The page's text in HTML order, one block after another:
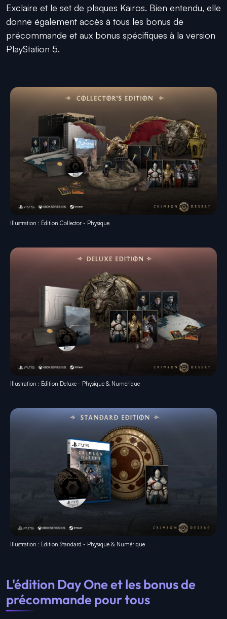
Exclaire et le set de plaques Kairos. Bien entendu, elle
donne également accès à tous les bonus de
précommande et aux bonus spécifiques à la version
PlayStation 5.
Illustration : Édition Collector - Physique
Illustration : Édition Deluxe - Physique & Numérique
Illustration : Édition Standard - Physique & Numérique
L'édition Day One et les bonus de
précommande pour tous